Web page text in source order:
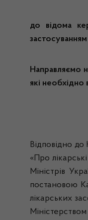
до відома
застосуванням
Направляємо
які необхідно
Відповідно до
«Про
Міністрів
постановою
лікарських